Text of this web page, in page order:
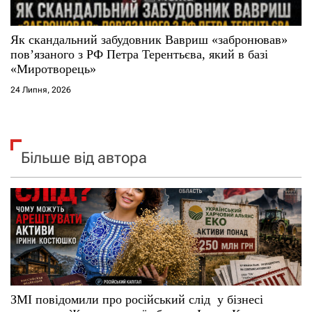
Як скандальний забудовник Вавриш «забронював»
повʼязаного з РФ Петра Терентьєва, який в базі
«Миротворець»
24 Липня, 2026
Більше від автора
ЗМІ повідомили про російський слід у бізнесі